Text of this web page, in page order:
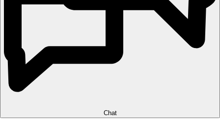
Chat